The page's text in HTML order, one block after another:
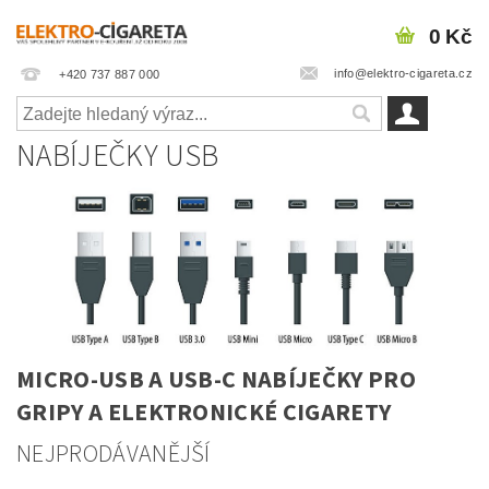
+420 737 887 000 info@elektro-cigareta.cz
0 Kč
NABÍJEČKY USB
MICRO-USB A USB-C NABÍJEČKY PRO
GRIPY A ELEKTRONICKÉ CIGARETY
NEJPRODÁVANĚJŠÍ